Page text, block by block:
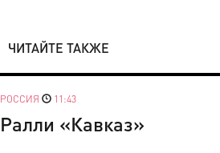
ЧИТАЙТЕ ТАКЖЕ
РОССИЯ 11:43
Ралли «Кавказ»